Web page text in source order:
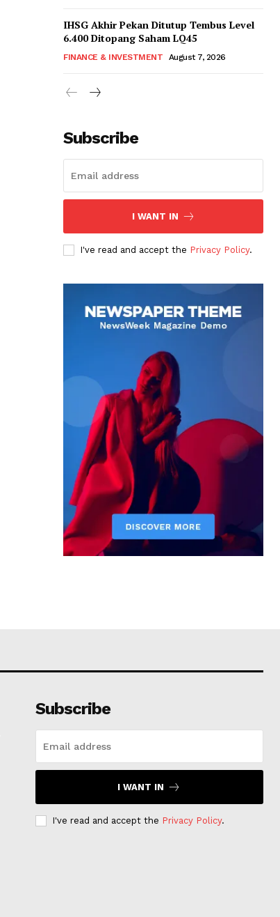
IHSG Akhir Pekan Ditutup Tembus Level
6.400 Ditopang Saham LQ45
FINANCE & INVESTMENT August 7, 2026
Subscribe
I WANT IN
I've read and accept the Privacy Policy.
Subscribe
I WANT IN
I've read and accept the Privacy Policy.